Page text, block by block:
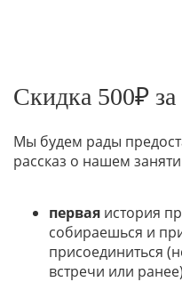
Скидка 500₽ за
Мы будем рады
рассказ о нашем
первая история
собираешься и
присоединиться
встречи или